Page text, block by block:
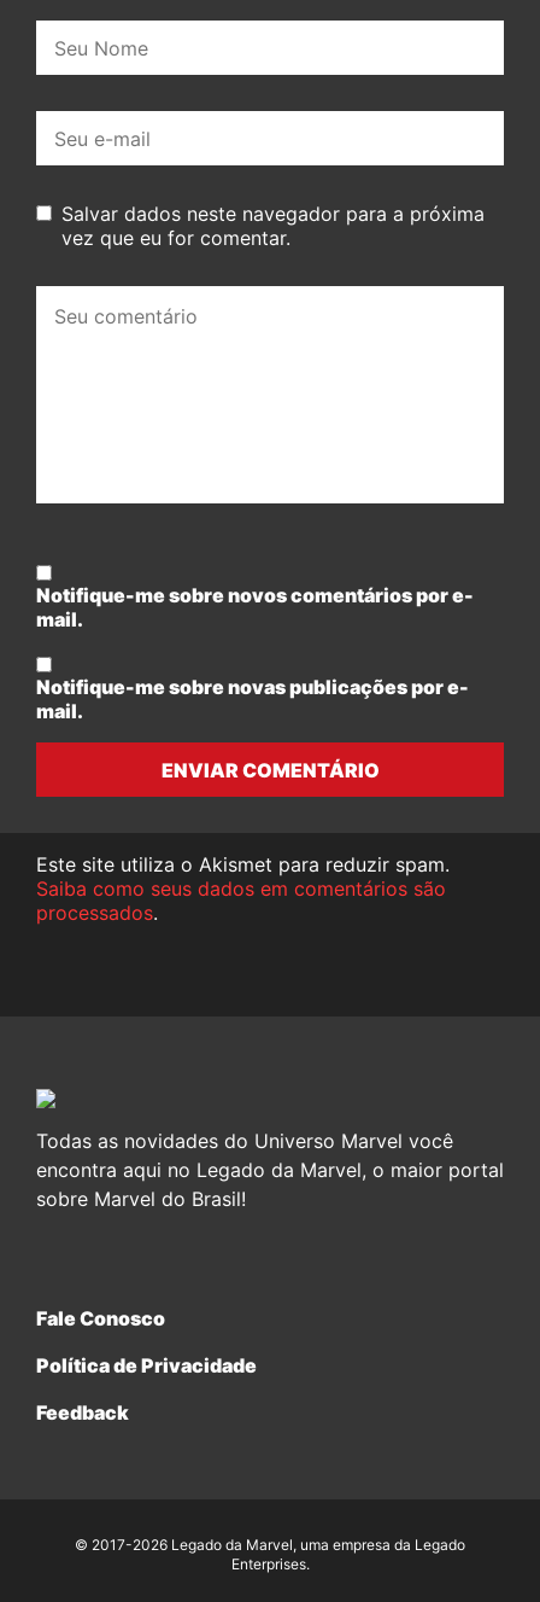
mail:
Salvar dados neste navegador para a próxima
vez que eu for comentar.
comentário:
Notifique-me sobre novos comentários por e-
mail.
Notifique-me sobre novas publicações por e-
mail.
ENVIAR COMENTÁRIO
Este site utiliza o Akismet para reduzir spam.
Saiba como seus dados em comentários são
processados.
Todas as novidades do Universo Marvel você
encontra aqui no Legado da Marvel, o maior portal
sobre Marvel do Brasil!
Fale Conosco
Política de Privacidade
Feedback
© 2017-2026 Legado da Marvel, uma empresa da Legado
Enterprises.